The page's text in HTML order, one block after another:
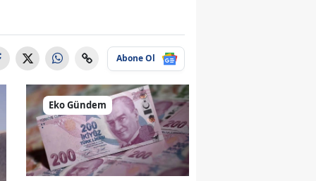
Abone Ol
Eko Gündem